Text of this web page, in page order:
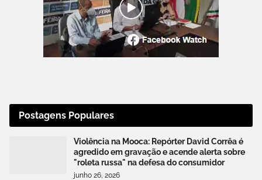
Postagens Populares
Violência na Mooca: Repórter David Corrêa é
agredido em gravação e acende alerta sobre
"roleta russa" na defesa do consumidor
junho 26, 2026